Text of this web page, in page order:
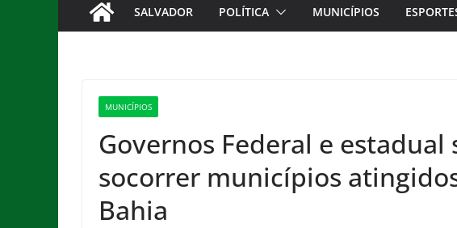
SALVADOR POLÍTICA MUNICÍPIOS
MUNICÍPIOS
Governos Federal e estadual
socorrer municípios
Bahia